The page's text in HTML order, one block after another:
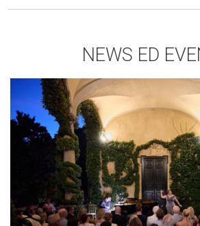
NEWS ED